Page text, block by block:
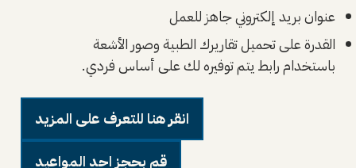
عنوان بريد إلكتروني جاهز للعمل
القدرة على تحميل تقاريرك الطبية وصور الأشعة
باستخدام رابط يتم توفيره لك على أساس فردي.
انقر هنا للتعرف على المزيد
قم بحجز احد المواعيد